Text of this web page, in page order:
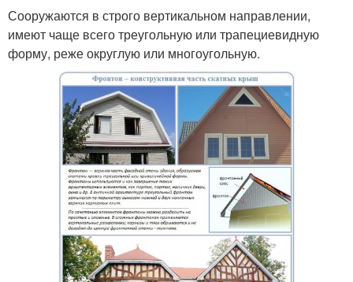
Сооружаются в строго вертикальном направлении,
имеют чаще всего треугольную или трапециевидную
форму, реже округлую или многоугольную.